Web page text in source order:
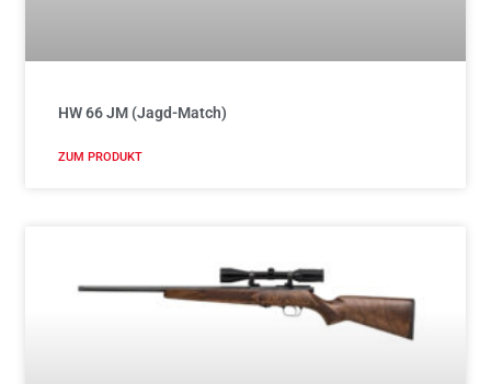
HW 66 JM (Jagd-Match)
ZUM PRODUKT